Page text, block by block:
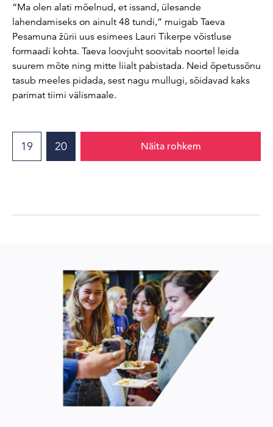
“Ma olen alati mõelnud, et issand, ülesande
lahendamiseks on ainult 48 tundi,” muigab Taeva
Pesamuna žürii uus esimees Lauri Tikerpe võistluse
formaadi kohta. Taeva loovjuht soovitab noortel leida
suurem mõte ning mitte liialt pabistada. Neid õpetussõnu
tasub meeles pidada, sest nagu mullugi, sõidavad kaks
parimat tiimi välismaale.
19 20 Näita rohkem